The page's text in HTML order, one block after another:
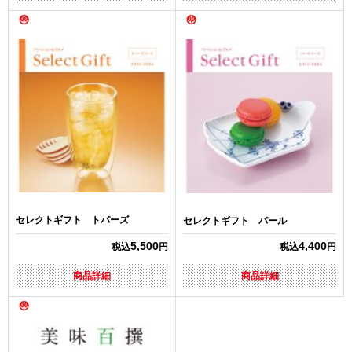
セレクトギフト トパーズ
税込5,500円
商品詳細
セレクトギフト パール
税込4,400円
商品詳細